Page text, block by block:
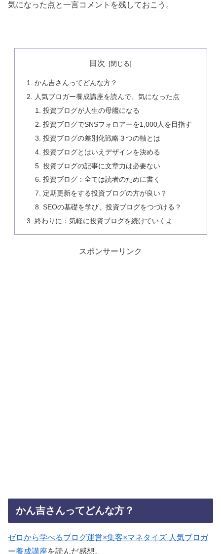
気になった点と一言コメントを残しておこう。
目次
かん吉さんってどんな方？
人気ブロガー養成講座を読んで、気になった点
投資ブログが人生の母艦になる
投資ブログでSNSフォロアーを1,000人を目指す
投資ブログの差別化戦略３つの軸とは
投資ブログとはいえデザインを決める
投資ブログの記事に文章力は必要ない
投資ブログ：全ては読者のために書く
定期更新をする投資ブログの方が良い？
SEOの基礎を学び、投資ブログをつづける？
終わりに：気軽に投資ブログを続けていくよ
スポンサーリンク
かん吉さんってどんな方？
ゼロから学べるブログ運営×集客×マネタイズ 人気ブロガ
ー養成講座を読んだ感想。